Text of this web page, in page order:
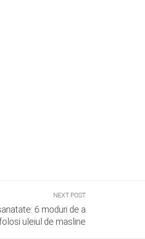
NEXT POST
6 moduri de a
uleiul de masline